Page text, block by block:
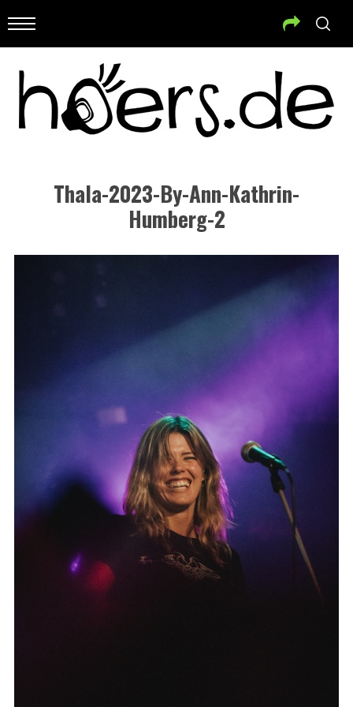
Thala-2023-By-Ann-Kathrin-
Humberg-2